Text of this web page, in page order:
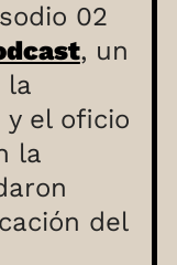
02
, un
la
el oficio
la
del